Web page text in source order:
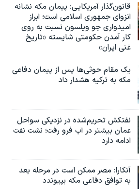
قانون‌گذار آمریکایی: پیمان مکه نشانه
انزوای جمهوری اسلامی است؛ ابراز
امیدواری جو ویلسون نسبت به روی
کار آمدن حکومتی شایسته «تاریخ
غنی ایران»
یک مقام حوثی‌ها پس از پیمان دفاعی
مکه به ترکیه هشدار داد
نفتکش تحریم‌شده در نزدیکی سواحل
عمان بیشتر در آب فرو رفت؛ نشت نفت
ادامه دارد
آنکارا: مصر ممکن است در مرحله بعد
به توافق دفاعی مکه بپیوندد